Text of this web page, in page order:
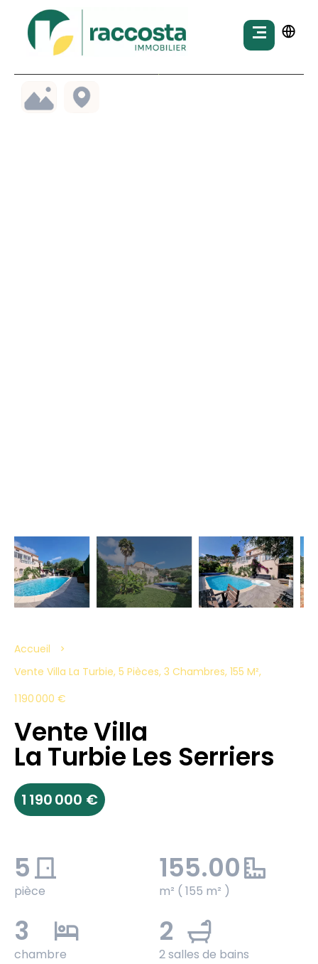
Accueil
Vente Villa La Turbie, 5 Pièces, 3 Chambres, 155 M²,
1 190 000 €
Vente Villa
La Turbie Les Serriers
1 190 000 €
5
pièce
155.00
m² ( 155 m² )
3
chambre
2
2 salles de bains